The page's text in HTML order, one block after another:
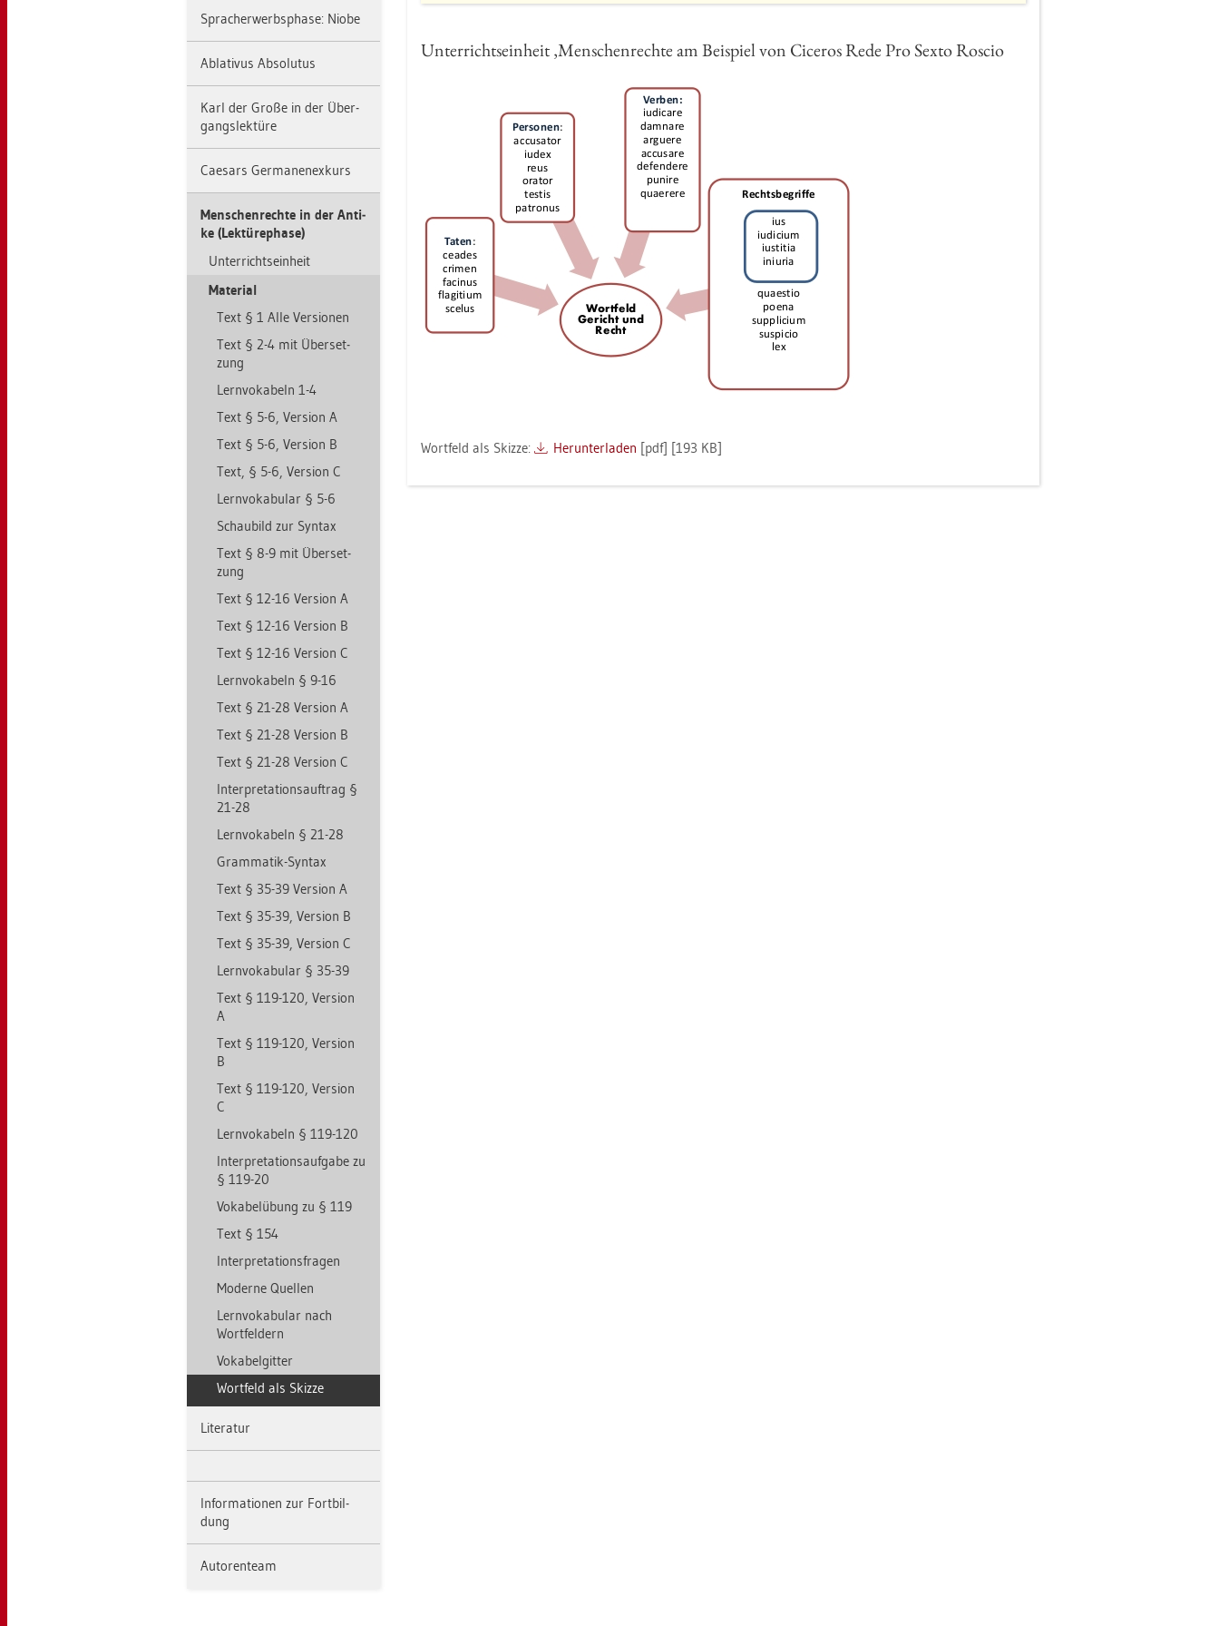
Sprach­er­werbs­pha­se: Niobe
Ab­la­ti­vus Ab­so­lu­tus
Karl der Große in der Über­
gangs­lek­tü­re
Cae­sars Ger­ma­nen­ex­kurs
Men­schen­rech­te in der An­ti­
ke (Lek­tü­re­pha­se)
Un­ter­richts­ein­heit
Ma­te­ri­al
Text § 1 Alle Ver­sio­nen
Text § 2-4 mit Über­set­
zung
Lern­vo­ka­beln 1-4
Text § 5-6, Ver­si­on A
Text § 5-6, Ver­si­on B
Text, § 5-6, Ver­si­on C
Lern­vo­ka­bu­lar § 5-6
Schau­bild zur Syn­tax
Text § 8-9 mit Über­set­
zung
Text § 12-16 Ver­si­on A
Text § 12-16 Ver­si­on B
Text § 12-16 Ver­si­on C
Lern­vo­ka­beln § 9-16
Text § 21-28 Ver­si­on A
Text § 21-28 Ver­si­on B
Text § 21-28 Ver­si­on C
In­ter­pre­ta­ti­ons­auf­trag §
21-28
Lern­vo­ka­beln § 21-28
Gram­ma­tik-Syn­tax
Text § 35-39 Ver­si­on A
Text § 35-39, Ver­si­on B
Text § 35-39, Ver­si­on C
Lern­vo­ka­bu­lar § 35-39
Text § 119-120, Ver­si­on
A
Text § 119-120, Ver­si­on
B
Text § 119-120, Ver­si­on
C
Lern­vo­ka­beln § 119-120
In­ter­pre­ta­ti­ons­auf­ga­be zu
§ 119-20
Vo­ka­bel­übung zu § 119
Text § 154
In­ter­pre­ta­ti­ons­fra­gen
Mo­der­ne Quel­len
Lern­vo­ka­bu­lar nach
Wort­fel­dern
Vo­ka­bel­git­ter
Wort­feld als Skiz­ze
Li­te­ra­tur
In­for­ma­tio­nen zur Fort­bil­
dung
Au­to­ren­team
Un­ter­richts­ein­heit ‚Men­schen­rech­te am Bei­spiel von Ci­ce­ros Rede Pro Sexto Ro­scio
Wort­feld als Skiz­ze: Her­un­ter­la­den [pdf] [193 KB]